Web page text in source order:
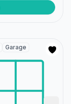
Garage